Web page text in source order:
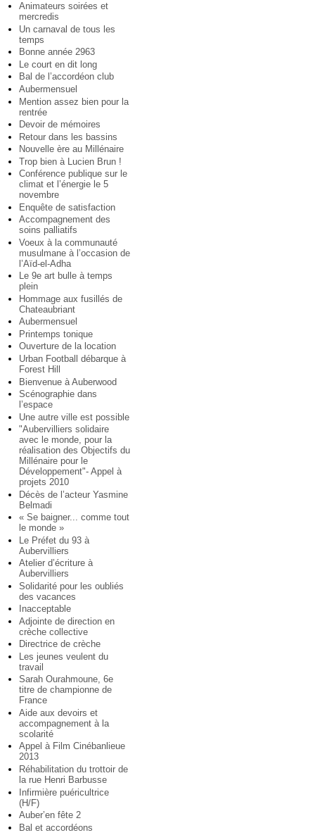
Animateurs soirées et
mercredis
Un carnaval de tous les
temps
Bonne année 2963
Le court en dit long
Bal de l’accordéon club
Aubermensuel
Mention assez bien pour la
rentrée
Devoir de mémoires
Retour dans les bassins
Nouvelle ère au Millénaire
Trop bien à Lucien Brun !
Conférence publique sur le
climat et l’énergie le 5
novembre
Enquête de satisfaction
Accompagnement des
soins palliatifs
Voeux à la communauté
musulmane à l’occasion de
l’Aïd-el-Adha
Le 9e art bulle à temps
plein
Hommage aux fusillés de
Chateaubriant
Aubermensuel
Printemps tonique
Ouverture de la location
Urban Football débarque à
Forest Hill
Bienvenue à Auberwood
Scénographie dans
l’espace
Une autre ville est possible
"Aubervilliers solidaire
avec le monde, pour la
réalisation des Objectifs du
Millénaire pour le
Développement"- Appel à
projets 2010
Décès de l’acteur Yasmine
Belmadi
« Se baigner... comme tout
le monde »
Le Préfet du 93 à
Aubervilliers
Atelier d’écriture à
Aubervilliers
Solidarité pour les oubliés
des vacances
Inacceptable
Adjointe de direction en
crèche collective
Directrice de crèche
Les jeunes veulent du
travail
Sarah Ourahmoune, 6e
titre de championne de
France
Aide aux devoirs et
accompagnement à la
scolarité
Appel à Film Cinébanlieue
2013
Réhabilitation du trottoir de
la rue Henri Barbusse
Infirmière puéricultrice
(H/F)
Auber’en fête 2
Bal et accordéons